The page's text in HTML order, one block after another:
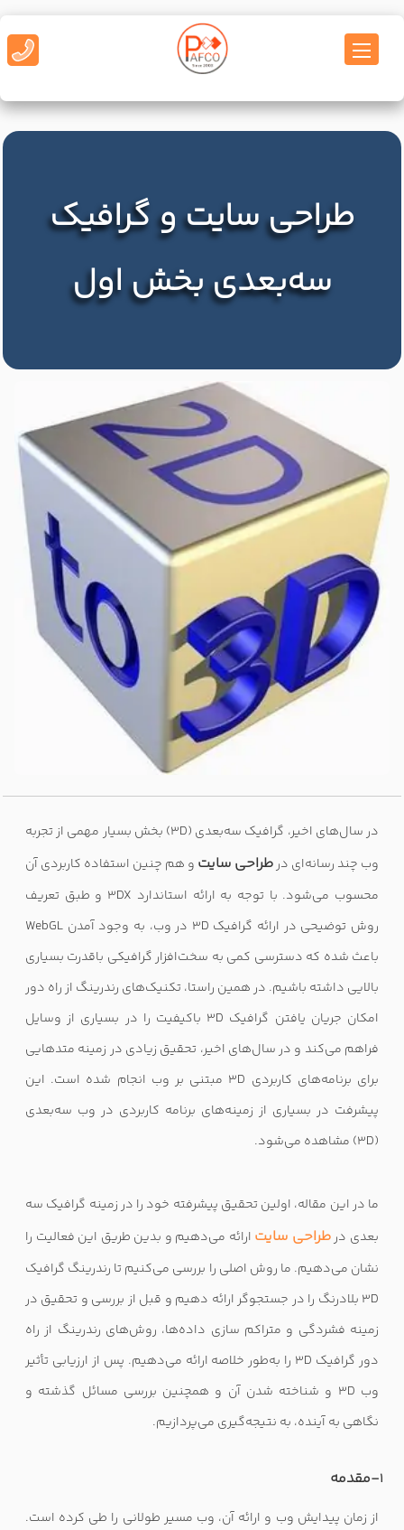
طراحی سایت و گرافیک
سه‌بعدی بخش اول
در سال‌های اخیر، گرافیک سه‌بعدی (3D) بخش بسیار مهمی از تجربه
وب چند رسانه‌ای درطراحی سایت و هم چنین استفاده کاربردی آن
محسوب می‌شود. با توجه به ارائه استاندارد 3DX و طبق تعریف
روش توضیحی در ارائه گرافیک 3D در وب، به وجود آمدن WebGL
باعث شده که دسترسی کمی به سخت‌افزار گرافیکی باقدرت بسیاری
بالایی داشته باشیم. در همین راستا، تکنیک‌های رندرینگ از راه دور
امکان جریان یافتن گرافیک 3D باکیفیت را در بسیاری از وسایل
فراهم می‌کند و در سال‌های اخیر، تحقیق زیادی در زمینه متدهایی
برای برنامه‌های کاربردی 3D مبتنی بر وب انجام شده است. این
پیشرفت در بسیاری از زمینه‌های برنامه کاربردی در وب سه‌بعدی
(
3D) مشاهده می‌شود.
ما در این مقاله، اولین تحقیق پیشرفته خود را در زمینه گرافیک سه
بعدی درطراحی سایت ارائه می‌دهیم و بدین طریق این فعالیت را
نشان می‌دهیم. ما روش اصلی را بررسی می‌کنیم تا رندرینگ گرافیک
3D بلادرنگ را در جستجوگر ارائه دهیم و قبل از بررسی و تحقیق در
زمینه فشردگی و متراکم سازی داده‌ها، روش‌های رندرینگ از راه
دور گرافیک 3D را به‌طور خلاصه ارائه می‌دهیم. پس از ارزیابی تأثیر
وب 3D و شناخته شدن آن و همچنین بررسی مسائل گذشته و
نگاهی به آینده، به نتیجه‌گیری می‌پردازیم.
1-مقدمه
از زمان پیدایش وب و ارائه آن، وب مسیر طولانی را طی کرده است.